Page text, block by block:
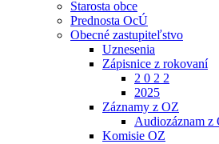
Starosta obce
Prednosta OcÚ
Obecné zastupiteľstvo
Uznesenia
Zápisnice z rokovaní
2 0 2 2
2025
Záznamy z OZ
Audiozáznam z
Komisie OZ